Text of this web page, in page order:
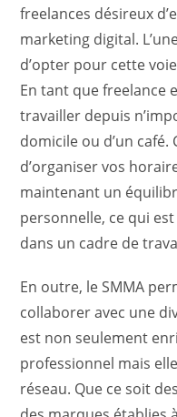
freelances désireux
marketing digital.
d’opter pour cette
En tant que freelance
travailler depuis
domicile ou d’un
d’organiser vos
maintenant un
personnelle, ce qui
dans un cadre de
En outre, le SMMA
collaborer avec une
est non seulement
professionnel mais
réseau. Que ce soit